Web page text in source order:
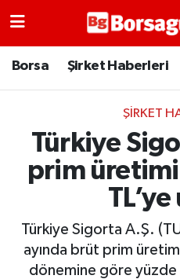
Borsa Şirket Haberleri
ŞIRKET
Türkiye
prim
TL’ye
Türkiye Sigorta A.Ş.
ayında brüt prim
dönemine göre yüzde
Borsa
Emtia
Galeri
Bitcoin